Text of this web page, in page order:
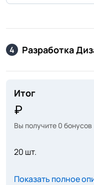
4 Разработка
Итог
Вы получите 0 бонусов
20 шт.
Показать полное